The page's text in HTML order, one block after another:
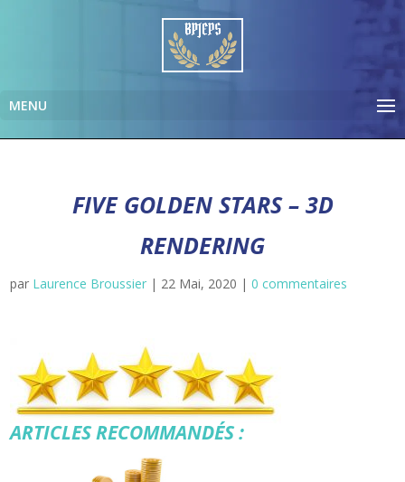
FIVE GOLDEN STARS – 3D
RENDERING
par Laurence Broussier | 22 Mai, 2020 |0 commentaires
ARTICLES RECOMMANDÉS :